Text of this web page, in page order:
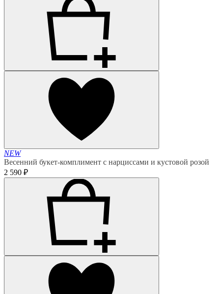
NEW
Весенний букет-комплимент с нарциссами и кустовой розой
2 590 ₽